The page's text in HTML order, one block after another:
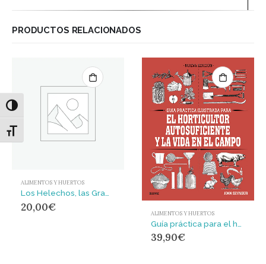
Alternar alto contraste
Alternar tamaño de letra
PRODUCTOS RELACIONADOS
ALIMENTOS Y HUERTOS
Los Helechos, las Gramíneas y las Rosas silvestres en Cantabria
20,00€ ALIMENTOS Y HUERTOS
39,90€